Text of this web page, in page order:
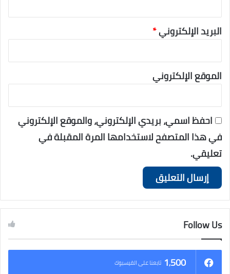
البريد الإلكتروني*
الموقع الإلكتروني
احفظ اسمي، بريدي الإلكتروني، والموقع الإلكتروني
في هذا المتصفح لاستخدامها المرة المقبلة في
تعليقي.
Follow Us
1٬500 تابعنا على الفيسبوك